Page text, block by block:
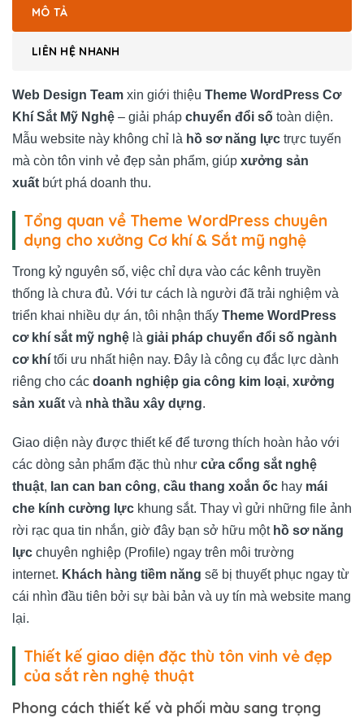
MÔ TẢ
LIÊN HỆ NHANH
Web Design Team xin giới thiệu Theme WordPress Cơ
Khí Sắt Mỹ Nghệ – giải pháp chuyển đổi số toàn diện.
Mẫu website này không chỉ là hồ sơ năng lực trực tuyến
mà còn tôn vinh vẻ đẹp sản phẩm, giúp xưởng sản
xuất bứt phá doanh thu.
Tổng quan về Theme WordPress chuyên
dụng cho xưởng Cơ khí & Sắt mỹ nghệ
Trong kỷ nguyên số, việc chỉ dựa vào các kênh truyền
thống là chưa đủ. Với tư cách là người đã trải nghiệm và
triển khai nhiều dự án, tôi nhận thấy Theme WordPress
cơ khí sắt mỹ nghệ là giải pháp chuyển đổi số ngành
cơ khí tối ưu nhất hiện nay. Đây là công cụ đắc lực dành
riêng cho các doanh nghiệp gia công kim loại, xưởng
sản xuất và nhà thầu xây dựng.
Giao diện này được thiết kế để tương thích hoàn hảo với
các dòng sản phẩm đặc thù như cửa cổng sắt nghệ
thuật, lan can ban công, cầu thang xoắn ốc hay mái
che kính cường lực khung sắt. Thay vì gửi những file ảnh
rời rạc qua tin nhắn, giờ đây bạn sở hữu một hồ sơ năng
lực chuyên nghiệp (Profile) ngay trên môi trường
internet. Khách hàng tiềm năng sẽ bị thuyết phục ngay từ
cái nhìn đầu tiên bởi sự bài bản và uy tín mà website mang
lại.
Thiết kế giao diện đặc thù tôn vinh vẻ đẹp
của sắt rèn nghệ thuật
Phong cách thiết kế và phối màu sang trọng